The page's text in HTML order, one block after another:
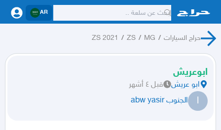
AR
حراج السيارات /
MG
/
ZS
/
ZS 2021
ابوعريش
ابو عريش قبل ٤ أشهر
ا الجنوب abw yasir